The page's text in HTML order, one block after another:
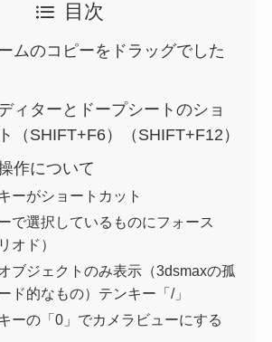
目次
ムのコピーをドラッグでした
ィターとドープシートのショ
（SHIFT+F6）（SHIFT+F12）
作について
ーがショートカット
で選択しているものにフォース
オド）
ブジェクトのみ表示（3dsmaxの孤
ド的なもの）テンキー「/」
ーの「0」でカメラビューにする